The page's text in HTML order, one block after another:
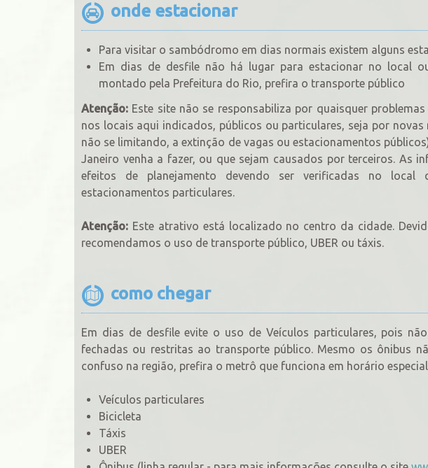
onde estacionar
Para visitar o sambódromo em dias normais existem alguns
Em dias de desfile não há lugar para estacionar no local
montado pela Prefeitura do Rio, prefira o transporte público
Atenção: Este site não se responsabiliza por quaisquer
nos locais aqui indicados, públicos ou particulares, seja por
não se limitando, a extinção de vagas ou estacionamentos
Janeiro venha a fazer, ou que sejam causados por terceiros. As
efeitos de planejamento devendo ser verificadas no local
estacionamentos particulares.
Atenção: Este atrativo está localizado no centro da cidade.
recomendamos o uso de transporte público, UBER ou táxis.
como chegar
Em dias de desfile evite o uso de Veículos particulares, pois
fechadas ou restritas ao transporte público. Mesmo os ônibus
confuso na região, prefira o metrô que funciona em horário
Veículos particulares
Bicicleta
Táxis
UBER